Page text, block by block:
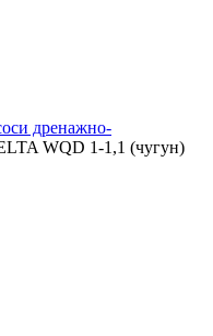
дренажно-
WQD 1-1,1 (чугун)